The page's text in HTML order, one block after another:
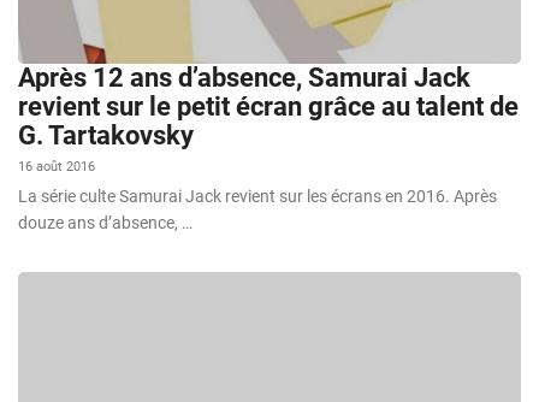
Après 12 ans d’absence, Samurai Jack
revient sur le petit écran grâce au talent de
G. Tartakovsky
16 août 2016
La série culte Samurai Jack revient sur les écrans en 2016. Après
douze ans d’absence, …